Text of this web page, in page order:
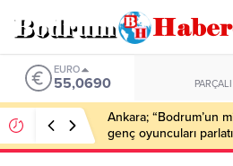
EURO
55,0690
Ankara; “Bodrum’un
genç oyuncuları
kazandırmak”